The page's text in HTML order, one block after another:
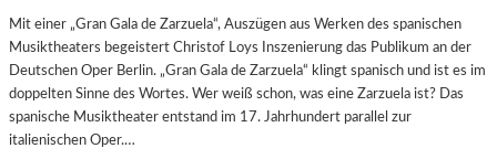
K
Mit einer „Gran Gala de Zarzuela“, Auszügen aus Werken des spanischen
Musiktheaters begeistert Christof Loys Inszenierung das Publikum an der
Deutschen Oper Berlin. „Gran Gala de Zarzuela“ klingt spanisch und ist es im
doppelten Sinne des Wortes. Wer weiß schon, was eine Zarzuela ist? Das
spanische Musiktheater entstand im 17. Jahrhundert parallel zur
italienischen Oper.…